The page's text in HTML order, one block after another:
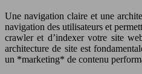
Une navigation claire et une
navigation des utilisateurs et
crawler et d’indexer votre site
architecture de site est
un *marketing* de contenu